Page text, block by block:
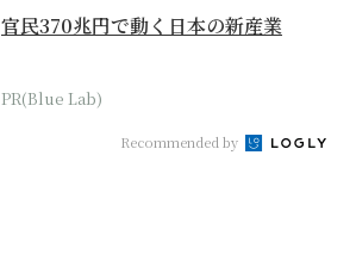
官民370兆円で動く日本の新産業
PR(Blue Lab)
Recommended by